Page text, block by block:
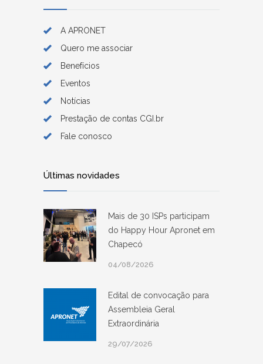
A APRONET
Quero me associar
Benefícios
Eventos
Notícias
Prestação de contas CGI.br
Fale conosco
Últimas novidades
Mais de 30 ISPs participam
do Happy Hour Apronet em
Chapecó
04/08/2026
Edital de convocação para
Assembleia Geral
Extraordinária
29/07/2026